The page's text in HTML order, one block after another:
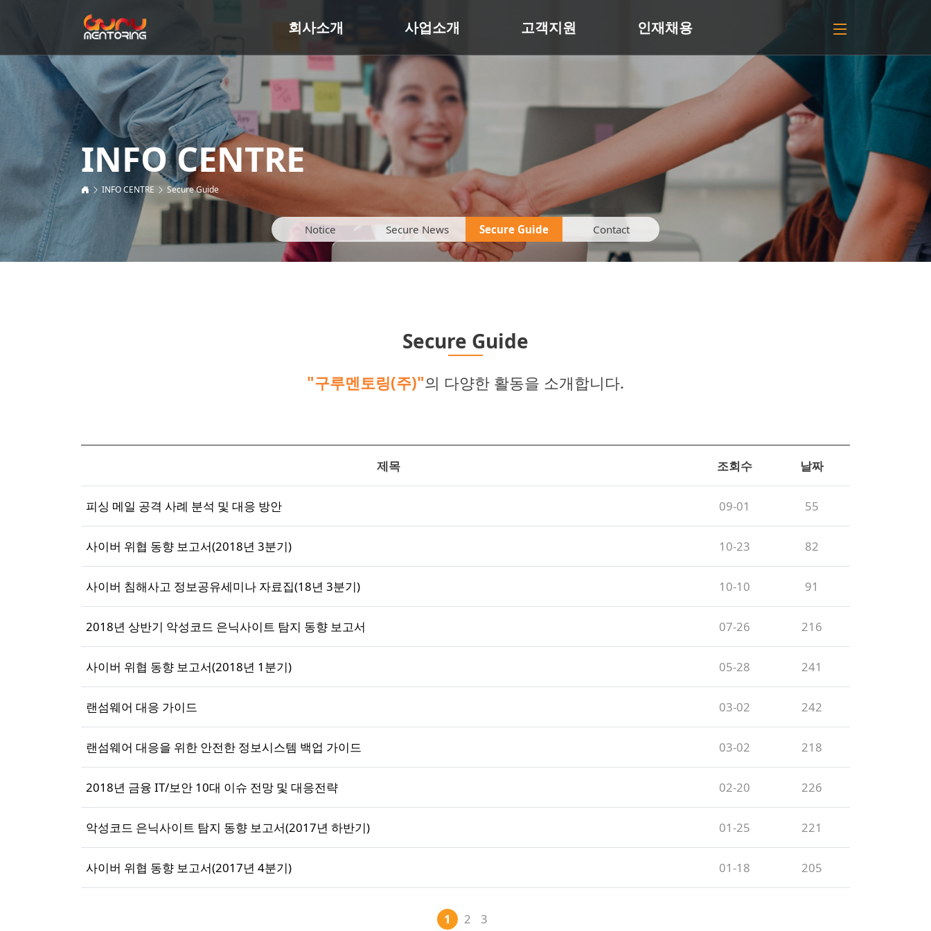
회사소개 사업소개 고객지원 인재채용
INFO CENTRE
INFO CENTRE Secure Guide
Notice Secure News Secure Guide Contact
Secure Guide
"구루멘토링(주)"의 다양한 활동을 소개합니다.
제목 조회수 날짜
피싱 메일 공격 사례 분석 및 대응 방안 09-01 55
사이버 위협 동향 보고서(2018년 3분기) 10-23 82
사이버 침해사고 정보공유세미나 자료집(18년 3분기) 10-10 91
2018년 상반기 악성코드 은닉사이트 탐지 동향 보고서 07-26 216
사이버 위협 동향 보고서(2018년 1분기) 05-28 241
랜섬웨어 대응 가이드 03-02 242
랜섬웨어 대응을 위한 안전한 정보시스템 백업 가이드 03-02 218
2018년 금융 IT/보안 10대 이슈 전망 및 대응전략 02-20 226
악성코드 은닉사이트 탐지 동향 보고서(2017년 하반기) 01-25 221
사이버 위협 동향 보고서(2017년 4분기) 01-18 205
1 2 3